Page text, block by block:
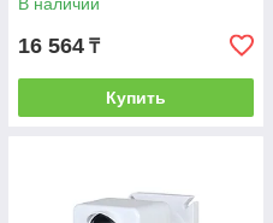
16 564 ₸
Купить